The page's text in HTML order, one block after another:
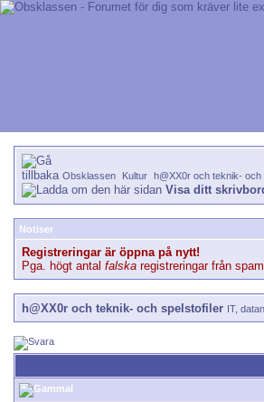
Obsklassen Kultur h@XX0r och teknik- och
Visa ditt
Notiser
Registreringar är öppna på nytt!
Pga. högt antal falska registreringar från
h@XX0r och teknik- och spelstofiler IT,